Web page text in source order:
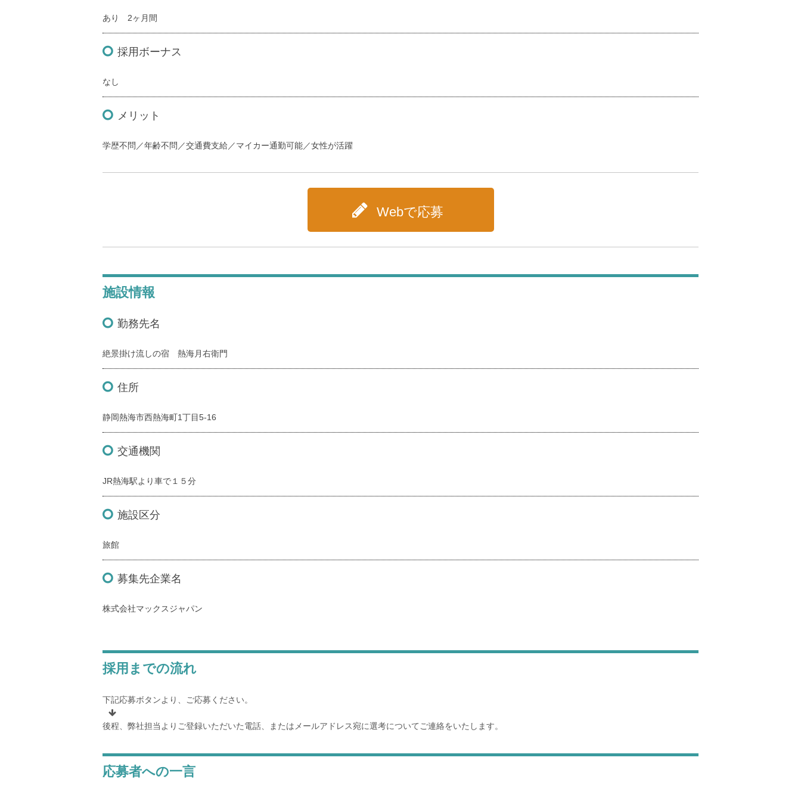
あり 2ヶ月間
採用ボーナス
なし
メリット
学歴不問／年齢不問／交通費支給／マイカー通勤可能／女性が活躍
Webで応募
施設情報
勤務先名
絶景掛け流しの宿 熱海月右衛門
住所
静岡熱海市西熱海町1丁目5-16
交通機関
JR熱海駅より車で１５分
施設区分
旅館
募集先企業名
株式会社マックスジャパン
採用までの流れ
下記応募ボタンより、ご応募ください。
後程、弊社担当よりご登録いただいた電話、またはメールアドレス宛に選考についてご連絡をいたします。
応募者への一言